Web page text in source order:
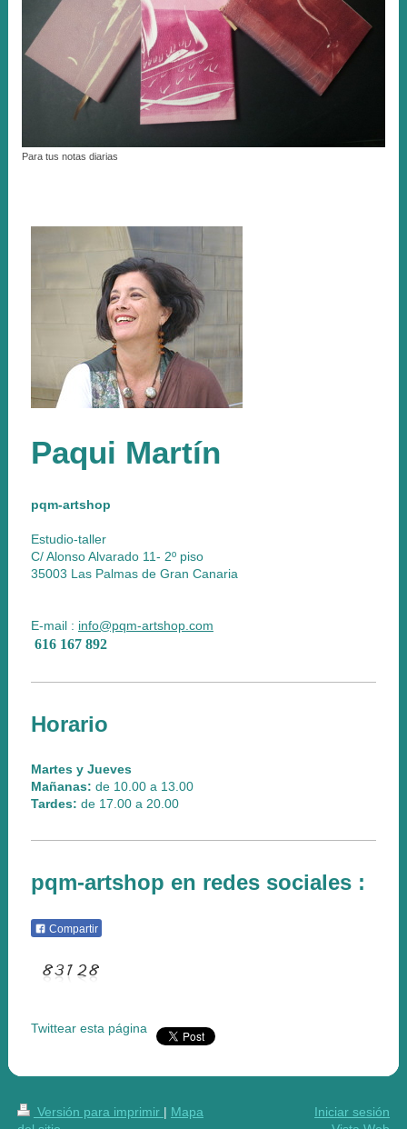
Para tus notas diarias
Paqui Martín
pqm-artshop
Estudio-taller
C/ Alonso Alvarado 11- 2º piso
35003 Las Palmas de Gran Canaria
E-mail : info@pqm-artshop.com
616 167 892
Horario
Martes y Jueves
Mañanas: de 10.00 a 13.00
Tardes: de 17.00 a 20.00
pqm-artshop en redes sociales :
Compartir
Twittear esta página
Versión para imprimir | Mapa
Iniciar sesión